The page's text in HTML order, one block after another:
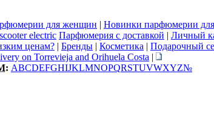
для женщин | Новинки парфюмерии
electric Парфюмерия с доставкой | Личный
ценам? | Бренды | Косметика | Подарочный
on Torrevieja and Orihuela Costa |
ABCDEFGHIJKLMNOPQRSTUVWXYZ№